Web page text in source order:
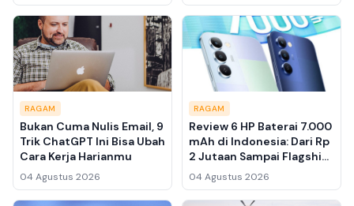
RAGAM
Bukan Cuma Nulis Email, 9
Trik ChatGPT Ini Bisa Ubah
Cara Kerja Harianmu
04 Agustus 2026
RAGAM
Review 6 HP Baterai 7.000
mAh di Indonesia: Dari Rp
2 Jutaan Sampai Flagship
Rp 12 Juta
04 Agustus 2026